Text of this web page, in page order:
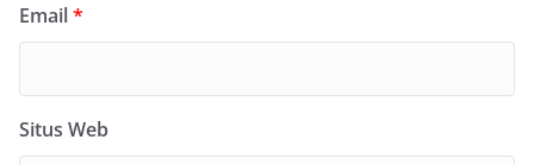
Email*
Situs Web